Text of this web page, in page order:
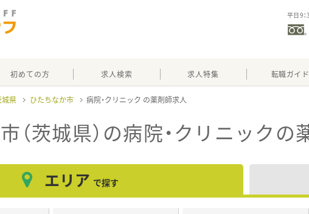
平日9
初めての方 求人検索 求人特集 転職ガイド
城県 ひたちなか市 病院・クリニック
（茨城県）の病院・クリニックの
エリア で探す